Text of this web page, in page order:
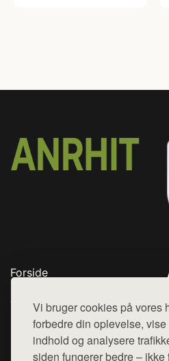
Vi bruger cookies på vores
forbedre din oplevelse,
indhold og analysere
siden fungerer bedre –
Forside
Top Rabatter
Blog
Kontakt